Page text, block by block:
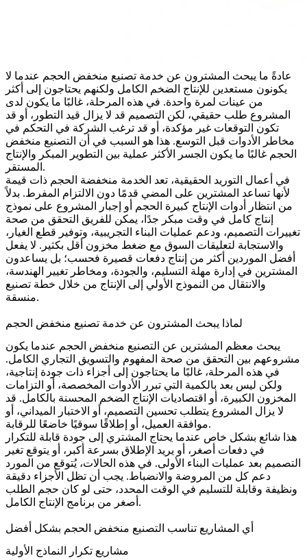
عادةً ما يبحث المشترون عن خدمة تصنيع منخفض الحجم عندما لا
يكونون مستعدين للإنتاج الضخم الكامل ولكنهم يحتاجون إلى أكثر
من عينات لمرة واحدة. في هذه المرحلة، غالبًا ما يكون لدى
المشروع طلب حقيقي، لكن التصميم قد لا يزال قيد التطور، أو قد
تكون التوقعات غير مؤكدة، أو قد ترغب الشركة في التحكم في
مخاطر الأدوات قبل التوسع. هذا هو السبب في أن التصنيع منخفض
الحجم غالبًا ما يكون الجسر الأكثر عملية بين التطوير المبكر والإنتاج
المستقر.
في أعمال التوريد الحقيقية، تعد الخدمة منخفضة الحجم ذات قيمة
لأنها تساعد المشترين على المضي قدمًا دون الالتزام المفرط. بدلاً
من انتظار أدوات الإنتاج كبيرة الحجم أو إجبار المشروع على نموذج
إنتاج كامل في وقت مبكر جدًا، يمكن للفريق التحقق من صحة
تغييرات التصميم، ودعم عمليات البناء التجريبية، وتوفير قطع الغيار،
والاستجابة لتعليقات السوق مع ضغط مخزون أقل بكثير. لا يفعل
أفضل الموردين أكثر من إنتاج دفعات قصيرة فحسب؛ بل يساعدون
المشترين في إدارة مهلة التسليم، والجودة، ومخاطر تغيير الهندسة،
والانتقال من النموذج الأولي إلى الإنتاج من خلال خطة تصنيع
منسقة.
لماذا يبحث المشترون عن خدمة تصنيع منخفض الحجم
يبحث معظم المشترين عن التصنيع منخفض الحجم عندما يكون
مشروعهم بين التحقق من صحة المفهوم والتسويق التجاري الكامل.
في هذه المرحلة، غالبًا ما يحتاجون إلى أجزاء ذات جودة إنتاجية،
ولكن ليس بعد بالكمية التي تبرر الأدوات المخصصة، أو التزامات
المخزون الكبيرة، أو اقتصاديات الإنتاج الضخم المحسنة بالكامل. قد
لا يزال المشروع يتطلب تحسين التصميم، أو الاختبار الميداني، أو
موافقة العميل، أو إطلاقًا سوقيًا خاضعًا للرقابة.
هذا شائع بشكل خاص عندما يحتاج المشتري إلى جودة قابلة للتكرار
في دفعات أصغر، أو يريد الإطلاق بسرعة أكبر، أو يتوقع تغير
التصميم بعد عمليات البناء الأولى. في هذه الحالات، يُتوقع من المورد
دعم كل من المروضة والانضباط. يجب أن تظل الأجزاء دقيقة
ونظيفة وقابلة للتسليم في الوقت المحدد، حتى لو كان حجم الطلب
أصغر من برنامج الإنتاج الكامل.
أي المشاريع تناسب التصنيع منخفض الحجم بشكل أفضل
مشاريع تكرار النماذج الأولية